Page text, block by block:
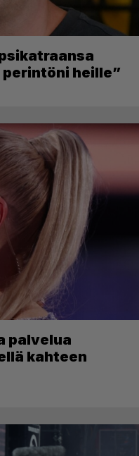
perintöni heille”
palvelua
kahteen